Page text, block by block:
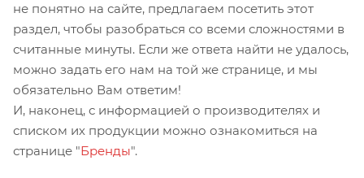
не понятно на сайте, предлагаем посетить этот
раздел, чтобы разобраться со всеми сложностями в
считанные минуты. Если же ответа найти не удалось,
можно задать его нам на той же странице, и мы
обязательно Вам ответим!
И, наконец, с информацией о производителях и
списком их продукции можно ознакомиться на
странице "Бренды".